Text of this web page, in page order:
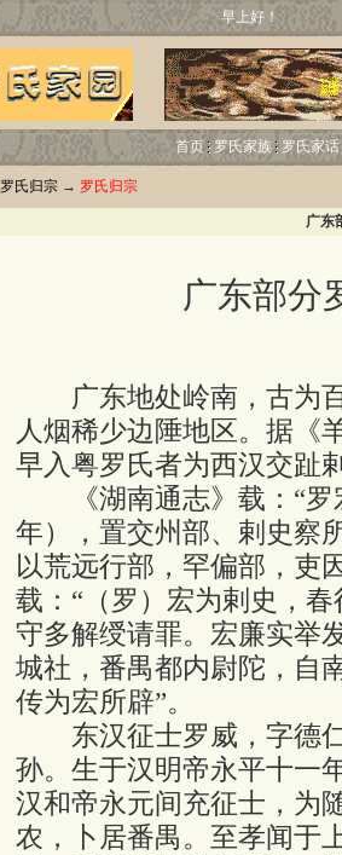
早上好！
首页 罗氏家族 罗氏家话
罗氏归宗 → 罗氏归宗
广东
广东部分
广东地处岭南，古为百
人烟稀少边陲地区。据《
早入粤罗氏者为西汉交趾
《湖南通志》载：“罗
年），置交州部、剌史察
以荒远行部，罕偏部，吏
载：“（罗）宏为剌史，
守多解绶请罪。宏廉实举
城社，番禺都内尉陀，自
传为宏所辟”。
东汉征士罗威，字德仁
孙。生于汉明帝永平十一
汉和帝永元间充征士，为
农，卜居番禺。至孝闻于